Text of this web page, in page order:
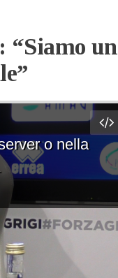
“Siamo un